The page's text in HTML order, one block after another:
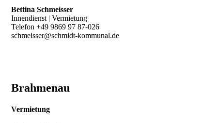
Bettina Schmeisser
Innendienst | Vermietung
Telefon +49 9869 97 87-026
schmeisser@schmidt-kommunal.de
Brahmenau
Vermietung